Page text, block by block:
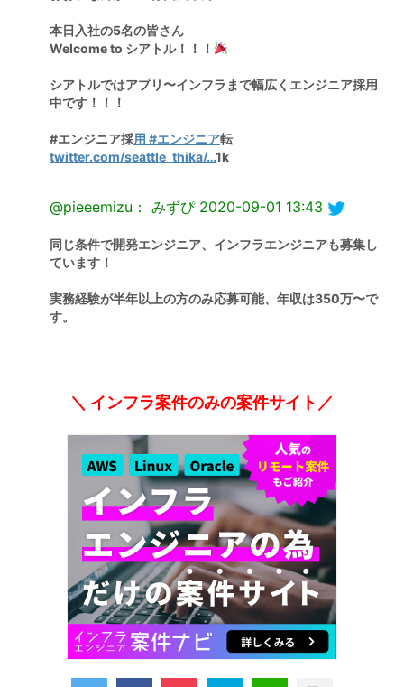
本日入社の5名の皆さん
Welcome to シアトル！！！
シアトルではアプリ〜インフラまで幅広くエンジニア採用
中です！！！
#エンジニア採用 #エンジニア転
twitter.com/seattle_thika/…1k
@pieeemizu： みずぴ 2020-09-01 13:43
同じ条件で開発エンジニア、インフラエンジニアも募集し
ています！
実務経験が半年以上の方のみ応募可能、年収は350万〜で
す。
＼ インフラ案件のみの案件サイト／